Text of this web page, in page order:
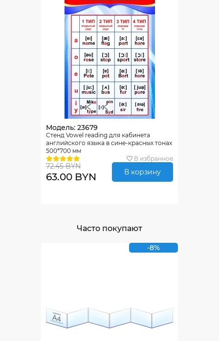
Модель: 23679
Стенд Vowel reading для кабинета
английского языка в сине-красных тонах
500*700 мм
В избранное
72.45 BYN
63.00 BYN В корзину
Часто покупают
-8%